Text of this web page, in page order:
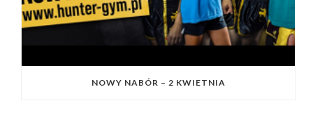
NOWY NABÓR – 2 KWIETNIA